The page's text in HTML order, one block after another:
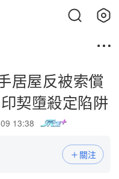
居屋反被索償
契墮殺定陷阱
13:38
關注